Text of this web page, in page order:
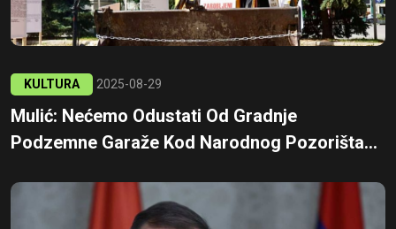
KULTURA 2025-08-29
Mulić: Nećemo Odustati Od Gradnje
Podzemne Garaže Kod Narodnog Pozorišta...